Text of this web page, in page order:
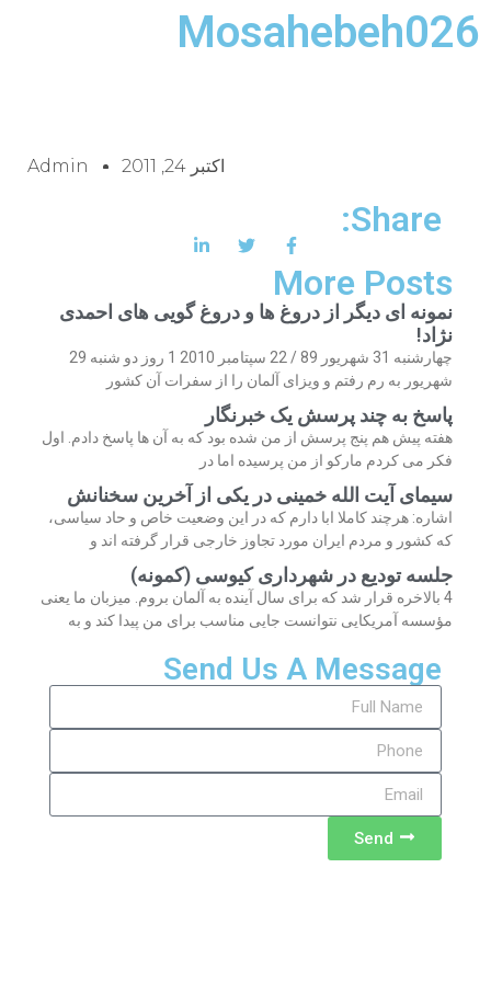
Mosahebeh026
اکتبر 24, 2011 Admin
Share:
More Posts
نمونه ای دیگر از دروغ ها و دروغ گویی های احمدی
نژاد!
چهارشنبه 31 شهریور 89 / 22 سپتامبر 2010 1 روز دو شنبه 29
شهریور به رم رفتم و ویزای آلمان را از سفرات آن کشور
پاسخ به چند پرسش یک خبرنگار
هفته پیش هم پنج پرسش از من شده بود که به آن ها پاسخ دادم. اول
فکر می کردم مارکو از من پرسیده اما در
سیمای آیت الله خمینی در یکی از آخرین سخنانش
اشاره: هرچند کاملا ابا دارم که در این وضعیت خاص و حاد سیاسی،
که کشور و مردم ایران مورد تجاوز خارجی قرار گرفته اند و
جلسه تودیع در شهرداری کیوسی (کمونه)
4 بالاخره قرار شد که برای سال آینده به آلمان بروم. میزبان ما یعنی
مؤسسه آمریکایی نتوانست جایی مناسب برای من پیدا کند و به
Send Us A Message
Send